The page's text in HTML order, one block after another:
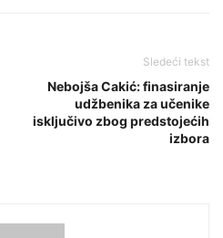
Sledeći tekst
Nebojša Cakić: finasiranje
udžbenika za učenike
isključivo zbog predstojećih
izbora